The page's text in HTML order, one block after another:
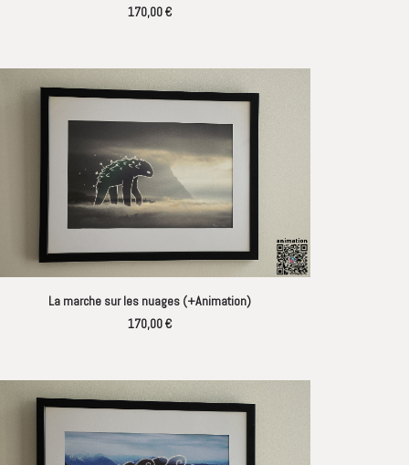
170,00€
AJOUTER AU PANIER
La marche sur les nuages (+Animation)
170,00€